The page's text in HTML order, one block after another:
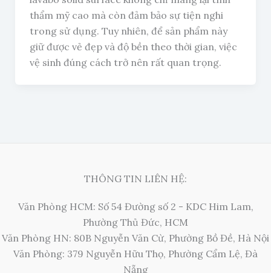
thẩm mỹ cao mà còn đảm bảo sự tiện nghi
trong sử dụng. Tuy nhiên, để sản phẩm này
giữ được vẻ đẹp và độ bền theo thời gian, việc
vệ sinh đúng cách trở nên rất quan trọng.
THÔNG TIN LIÊN HỆ:
Văn Phòng HCM: Số 54 Đường số 2 - KDC Him Lam,
Phường Thủ Đức, HCM
Văn Phòng HN: 80B Nguyễn Văn Cừ, Phường Bồ Đề, Hà Nội
Văn Phòng: 379 Nguyễn Hữu Thọ, Phường Cẩm Lệ, Đà
Nẵng